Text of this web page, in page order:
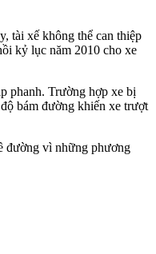
tài xế không thể can thiệp
kỷ lục năm 2010 cho xe
phanh. Trường hợp xe bị
bám đường khiến xe trượt
đường vì những phương